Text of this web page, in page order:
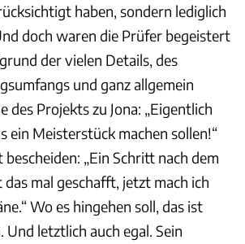
haben, sondern lediglich
doch waren die Prüfer begeistert
der vielen Details, des
und ganz allgemein
des Projekts zu Jona: „Eigentlich
ein Meisterstück machen sollen!“
„Ein Schritt nach dem
das mal geschafft, jetzt mach ich
Wo es hingehen soll, das ist
letztlich auch egal. Sein